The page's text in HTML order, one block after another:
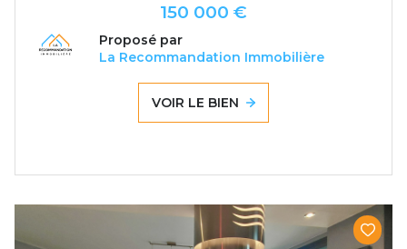
150 000 €
Proposé par
La Recommandation Immobilière
VOIR LE BIEN